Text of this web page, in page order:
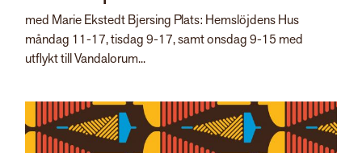
med Marie Ekstedt Bjersing Plats: Hemslöjdens Hus
måndag 11-17, tisdag 9-17, samt onsdag 9-15 med
utflykt till Vandalorum...